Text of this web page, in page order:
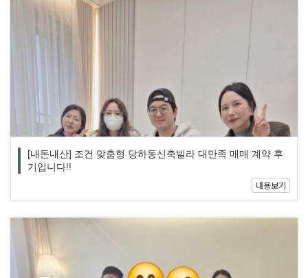
[내돈내산] 조건 맞춤형 당하동신축빌라 대만족 매매 계약 후
기입니다!!
내용보기